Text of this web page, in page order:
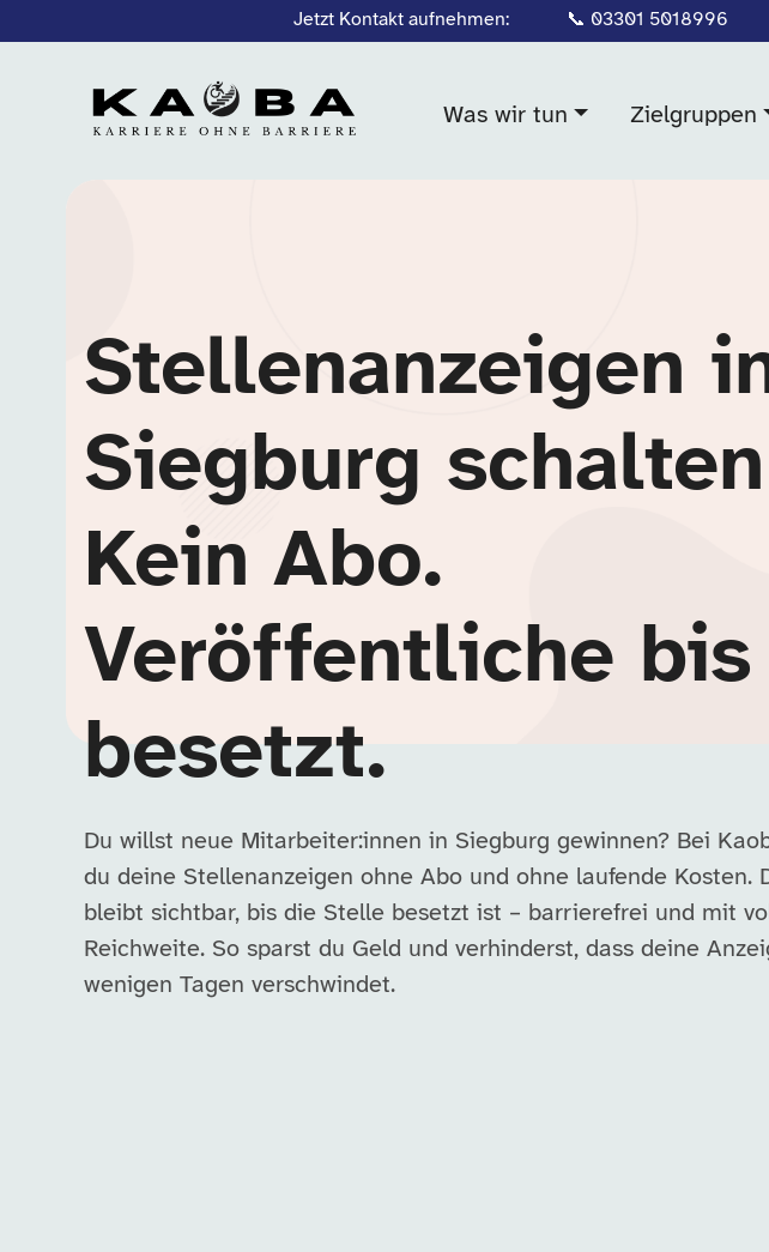
Jetzt Kontakt aufnehmen: 📞 03301 5018996
Was wir tun Zielgruppen
Stellenanzeigen
Siegburg schalten
Kein Abo.
Veröffentliche bis
besetzt.
Du willst neue Mitarbeiter:innen in Siegburg gewinnen? Bei
du deine Stellenanzeigen ohne Abo und ohne laufende Kosten.
bleibt sichtbar, bis die Stelle besetzt ist – barrierefrei und mit
Reichweite. So sparst du Geld und verhinderst, dass deine
wenigen Tagen verschwindet.